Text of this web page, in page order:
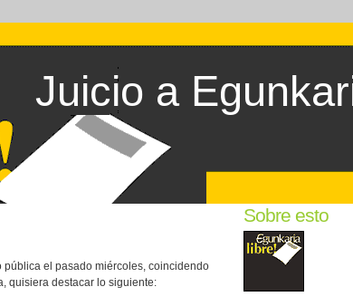
Juicio a
pública el pasado miércoles, coincidendo
quisiera destacar lo siguiente:
Sobre esto